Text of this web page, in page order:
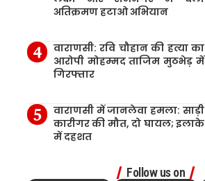
अतिक्रमण हटाओ अभियान
वाराणसी: रवि चौहान की हत्या का
आरोपी मोहम्मद ताजिम मुठभेड़ में
गिरफ्तार
वाराणसी में जानलेवा हमला: साड़ी
कारीगर की मौत, दो घायल; इलाके
में दहशत
Follow us on